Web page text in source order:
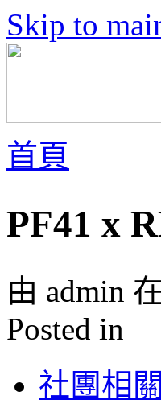
Skip to
首頁
PF41 x
由 admin
Posted in
社團相關